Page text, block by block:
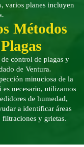
varios planes incluyen
Métodos
control de plagas y
de Ventura.
minuciosa de la
necesario, utilizamos
de humedad,
a identificar áreas
filtraciones y grietas.